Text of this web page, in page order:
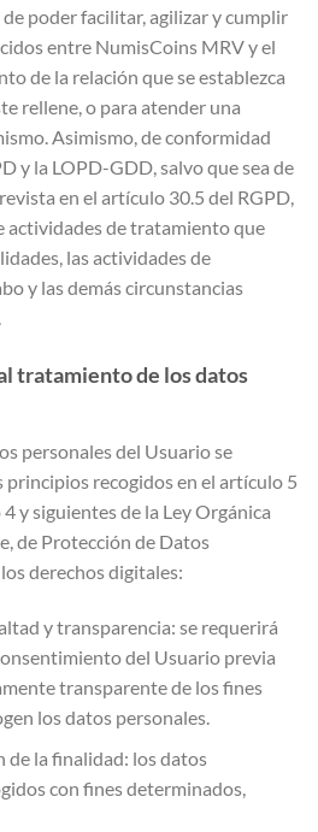
poder facilitar, agilizar y cumplir
entre NumisCoins MRV y el
de la relación que se establezca
rellene, o para atender una
Asimismo, de conformidad
y la LOPD-GDD, salvo que sea de
en el artículo 30.5 del RGPD,
actividades de tratamiento que
las actividades de
y las demás circunstancias
tratamiento de los datos
personales del Usuario se
principios recogidos en el artículo 5
y siguientes de la Ley Orgánica
de Protección de Datos
derechos digitales:
y transparencia: se requerirá
del Usuario previa
transparente de los fines
los datos personales.
la finalidad: los datos
con fines determinados,